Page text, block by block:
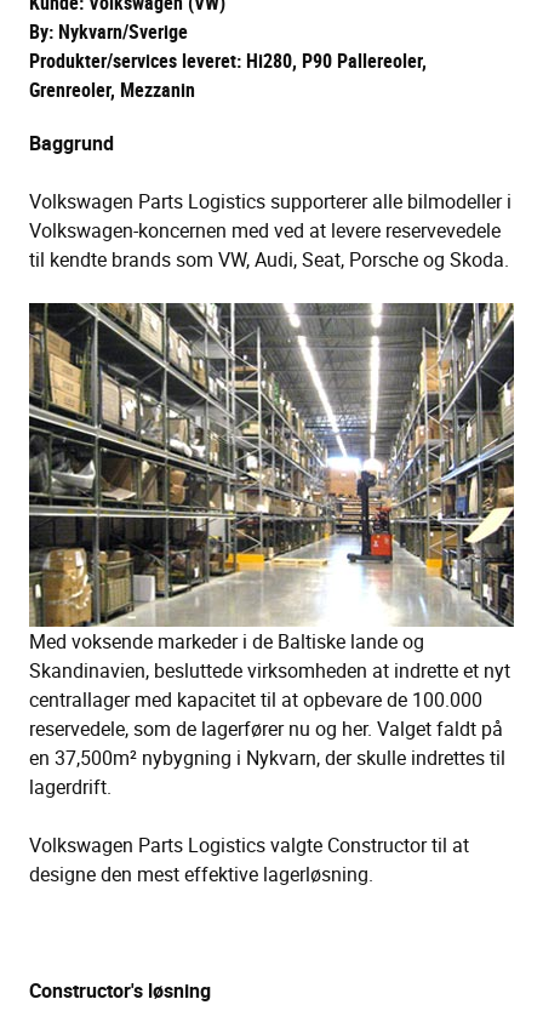
By: Nykvarn/Sverige
Produkter/services leveret: Hi280, P90 Pallereoler,
Grenreoler, Mezzanin
Baggrund
Volkswagen Parts Logistics supporterer alle bilmodeller i
Volkswagen-koncernen med ved at levere reservevedele
til kendte brands som VW, Audi, Seat, Porsche og Skoda.
Med voksende markeder i de Baltiske lande og
Skandinavien, besluttede virksomheden at indrette et nyt
centrallager med kapacitet til at opbevare de 100.000
reservedele, som de lagerfører nu og her. Valget faldt på
en 37,500m² nybygning i Nykvarn, der skulle indrettes til
lagerdrift.
Volkswagen Parts Logistics valgte Constructor til at
designe den mest effektive lagerløsning.
Constructor's løsning